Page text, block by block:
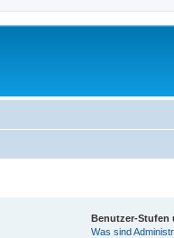
Benutzer-Stufen
Was sind